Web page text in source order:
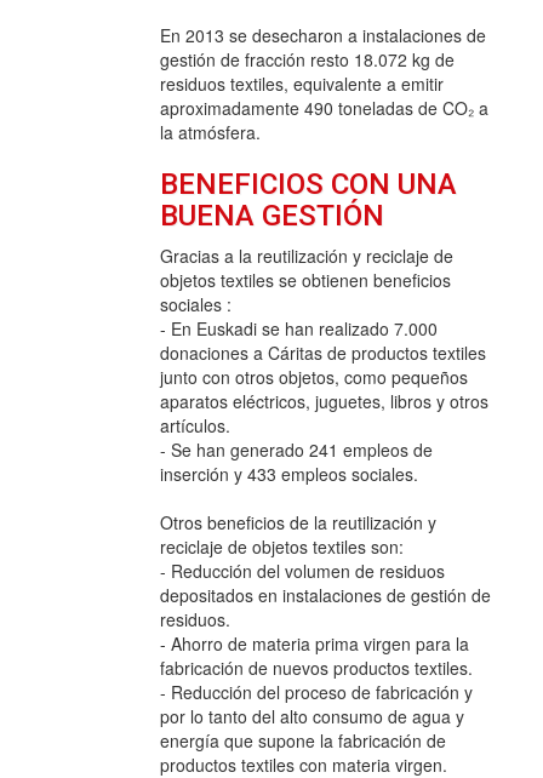
En 2013 se desecharon a instalaciones de
gestión de fracción resto 18.072 kg de
residuos textiles, equivalente a emitir
aproximadamente 490 toneladas de CO₂ a
la atmósfera.
BENEFICIOS CON UNA
BUENA GESTIÓN
Gracias a la reutilización y reciclaje de
objetos textiles se obtienen beneficios
sociales :
- En Euskadi se han realizado 7.000
donaciones a Cáritas de productos textiles
junto con otros objetos, como pequeños
aparatos eléctricos, juguetes, libros y otros
artículos.
- Se han generado 241 empleos de
inserción y 433 empleos sociales.
Otros beneficios de la reutilización y
reciclaje de objetos textiles son:
- Reducción del volumen de residuos
depositados en instalaciones de gestión de
residuos.
- Ahorro de materia prima virgen para la
fabricación de nuevos productos textiles.
- Reducción del proceso de fabricación y
por lo tanto del alto consumo de agua y
energía que supone la fabricación de
productos textiles con materia virgen.